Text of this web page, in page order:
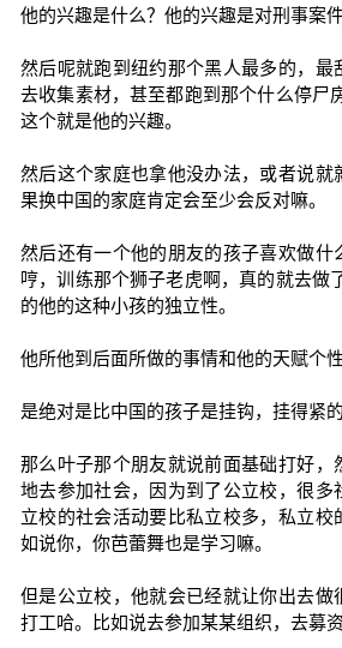
他的兴趣是什么？他的兴趣是对刑事案件
然后呢就跑到纽约那个黑人最多的，最
去收集素材，甚至都跑到那个什么停尸
这个就是他的兴趣。
然后这个家庭也拿他没办法，或者说就
果换中国的家庭肯定会至少会反对嘛。
然后还有一个他的朋友的孩子喜欢做什
哼，训练那个狮子老虎啊，真的就去做
的他的这种小孩的独立性。
他所他到后面所做的事情和他的天赋个性
是绝对是比中国的孩子是挂钩，挂得紧的
那么叶子那个朋友就说前面基础打好，
地去参加社会，因为到了公立校，很多
立校的社会活动要比私立校多，私立校
如说你，你芭蕾舞也是学习嘛。
但是公立校，他就会已经就让你出去做
打工哈。比如说去参加某某组织，去募